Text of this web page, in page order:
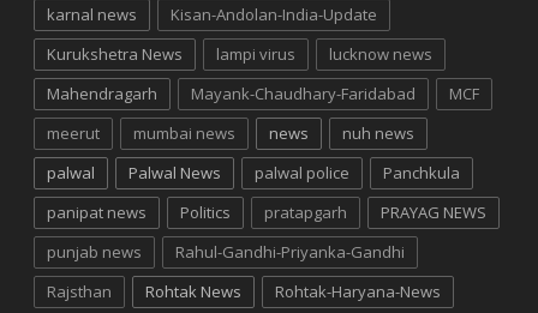
karnal news
Kisan-Andolan-India-Update
Kurukshetra News
lampi virus
lucknow news
Mahendragarh
Mayank-Chaudhary-Faridabad
MCF
meerut
mumbai news news
nuh news
palwal
Palwal News palwal police
Panchkula
panipat news
Politics pratapgarh
PRAYAG NEWS
punjab news
Rahul-Gandhi-Priyanka-Gandhi
Rajsthan
Rohtak News Rohtak-Haryana-News